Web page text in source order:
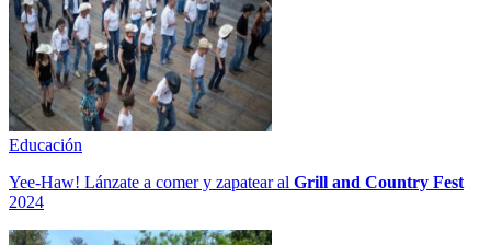
Educación
Yee-Haw! Lánzate a comer y zapatear al Grill and Country Fest
2024